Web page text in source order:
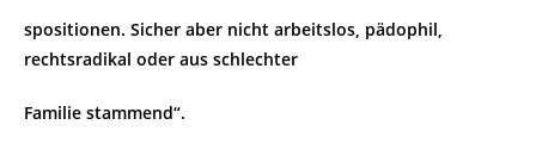
spositionen. Sicher aber nicht arbeitslos, pädophil,
rechtsradikal oder aus schlechter
Familie stammend“.